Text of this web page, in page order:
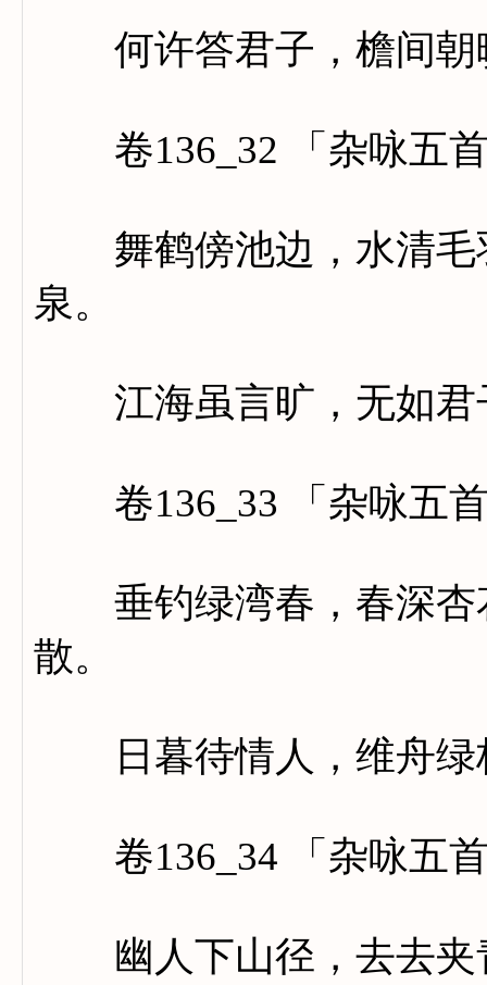
何许答君子，檐间朝
卷136_32 「杂咏五首
舞鹤傍池边，水清毛
泉。
江海虽言旷，无如君
卷136_33 「杂咏五首
垂钓绿湾春，春深杏
散。
日暮待情人，维舟绿
卷136_34 「杂咏五首
幽人下山径，去去夹